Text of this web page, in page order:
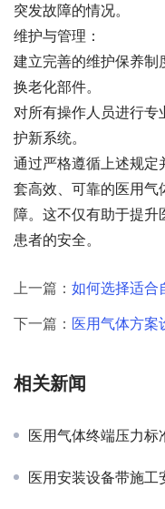
突发故障的情况。
维护与管理：
建立完善的维护保养制
换老化部件。
对所有操作人员进行专
护新系统。
通过严格遵循上述规定
套高效、可靠的医用气
障。这不仅有助于提升
患者的安全。
上一篇： 如何选择适合
下一篇： 医用气体方案
相关新闻
医用气体终端压力标
医用安装设备带施工